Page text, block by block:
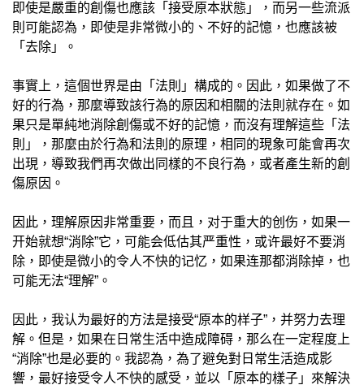
即使是嚴重的創傷也應該「接受原本狀態」，而另一些流派
則可能認為，即使是非常微小的、不好的記憶，也應該被
「去除」。
事實上，這個世界是由「法則」構成的。因此，如果做了不
好的行為，那麼導致該行為的原因和相關的法則就存在。如
果只是單純地消除創傷或不好的記憶，而沒有理解這些「法
則」，那麼由於行為和法則的原理，相同的現象可能會再次
出現，導致我們再次做出同樣的不良行為，或者產生新的創
傷原因。
因此，理解原因非常重要，而且，对于重大的创伤，如果一
开始就想“消除”它，可能会低估其严重性，或许最好不要消
除，即使是微小的令人不快的记忆，如果连那都消除掉，也
可能无法“理解”。
因此，我认为最好的方法是接受“原本的样子”，并努力去理
解。但是，如果在日常生活中造成障碍，那么在一定程度上
“消除”也是必要的。我認為，為了避免對日常生活造成影
響，最好接受令人不快的感受，並以「原本的樣子」來解決